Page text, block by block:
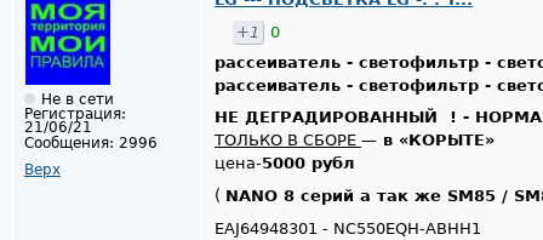
Не в сети
Регистрация:
21/06/21
Сообщения: 2996
Верх
+1
0
рассеиватель - светофильтр -
рассеиватель - светофильтр -
НЕ ДЕГРАДИРОВАННЫЙ ! -
ТОЛЬКО В СБОРЕ — в «КОРЫТЕ»
цена-5000 рубл
( NANO 8 серий а так же SM85 /
EAJ64948301 - NC550EQH-ABHH1